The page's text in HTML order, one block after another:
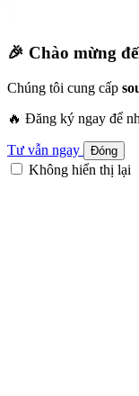
🎉 Chào mừng
Chúng tôi cung cấp
🔥 Đăng ký ngay để
Tư vẫn ngay Đóng
Không hiển thị lại